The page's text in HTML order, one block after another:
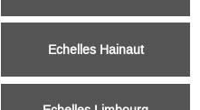
Echelles Hainaut